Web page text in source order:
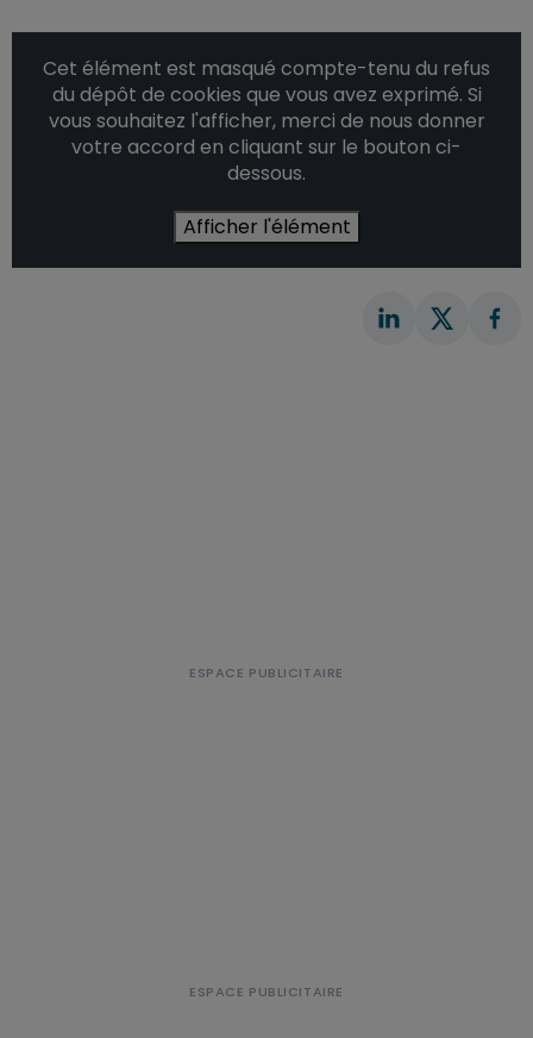
Cet élément est masqué compte-tenu du refus
du dépôt de cookies que vous avez exprimé. Si
vous souhaitez l'afficher, merci de nous donner
votre accord en cliquant sur le bouton ci-
dessous.
Afficher l'élément